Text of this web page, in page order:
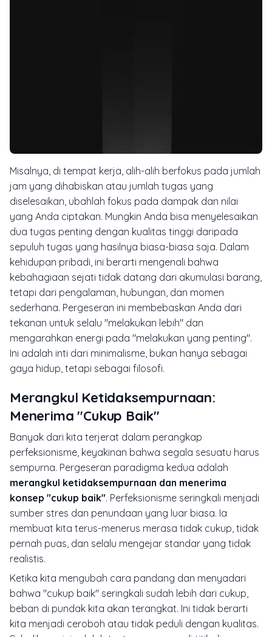
Misalnya, di tempat kerja, alih-alih berfokus pada jumlah
jam yang dihabiskan atau jumlah tugas yang
diselesaikan, ubahlah fokus pada dampak dan nilai
yang Anda ciptakan. Mungkin Anda bisa menyelesaikan
dua tugas penting dengan kualitas tinggi daripada
sepuluh tugas yang hasilnya biasa-biasa saja. Dalam
kehidupan pribadi, ini berarti mengenali bahwa
kebahagiaan sejati tidak datang dari akumulasi barang,
tetapi dari pengalaman, hubungan, dan momen
sederhana. Pergeseran ini membebaskan Anda dari
tekanan untuk selalu "melakukan lebih" dan
mengarahkan energi pada "melakukan yang penting".
Ini adalah inti dari minimalisme, bukan hanya sebagai
gaya hidup, tetapi sebagai filosofi.
Merangkul Ketidaksempurnaan:
Menerima "Cukup Baik"
Banyak dari kita terjerat dalam perangkap
perfeksionisme, keyakinan bahwa segala sesuatu harus
sempurna. Pergeseran paradigma kedua adalah
merangkul ketidaksempurnaan dan menerima
konsep "cukup baik". Perfeksionisme seringkali menjadi
sumber stres dan penundaan yang luar biasa. Ia
membuat kita terus-menerus merasa tidak cukup, tidak
pernah puas, dan selalu mengejar standar yang tidak
realistis.
Ketika kita mengubah cara pandang dan menyadari
bahwa "cukup baik" seringkali sudah lebih dari cukup,
beban di pundak kita akan terangkat. Ini tidak berarti
kita menjadi ceroboh atau tidak peduli dengan kualitas.